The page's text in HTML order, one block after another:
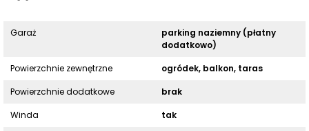
Garaż
parking naziemny (płatny
dodatkowo)
Powierzchnie zewnętrzne
ogródek, balkon, taras
Powierzchnie dodatkowe
brak
Winda
tak